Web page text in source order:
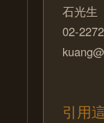
石光生
02-
引用